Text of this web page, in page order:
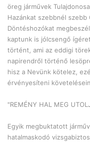
öreg járművek
Hazánkat szebbnél
Döntéshozókat
kaptunk is jólcsengő
történt, ami az eddigi
napirendről történő
hisz a Nevünk kötelez,
érvényesíteni
"REMÉNY HAL MEG
Egyik megbuktatott
hatalmaskodó